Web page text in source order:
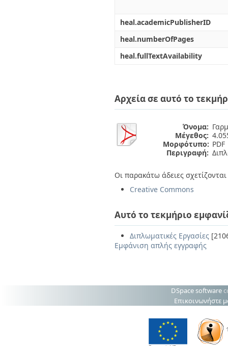
heal.academicPublisherID
heal.numberOfPages
heal.fullTextAvailability
Αρχεία σε αυτό το
Όνομα:
Μέγεθος:
Μορφότυπο: PDF
Περιγραφή:
Οι παρακάτω άδειες
Creative Commons
Αυτό το τεκμήριο
Διπλωματικές Εργασίες
Εμφάνιση απλής εγγραφής
DSpace software
Επικοινωνήστε